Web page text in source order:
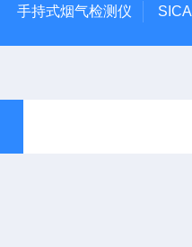
手持式烟气检测仪